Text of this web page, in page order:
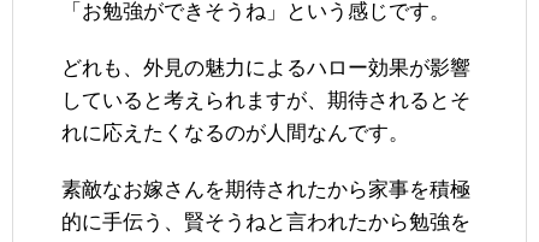
「お勉強ができそうね」という感じです。
どれも、外見の魅力によるハロー効果が影響
していると考えられますが、期待されるとそ
れに応えたくなるのが人間なんです。
素敵なお嫁さんを期待されたから家事を積極
的に手伝う、賢そうねと言われたから勉強を